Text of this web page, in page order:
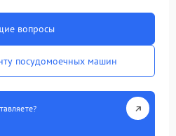
вопросы
посудомоечных машин